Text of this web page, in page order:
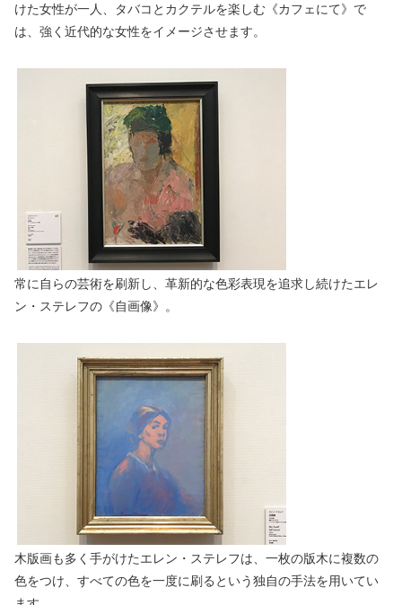
けた女性が一人、タバコとカクテルを楽しむ《カフェにて》で
は、強く近代的な女性をイメージさせます。
常に自らの芸術を刷新し、革新的な色彩表現を追求し続けたエレ
ン・ステレフの《自画像》。
木版画も多く手がけたエレン・ステレフは、一枚の版木に複数の
色をつけ、すべての色を一度に刷るという独自の手法を用いてい